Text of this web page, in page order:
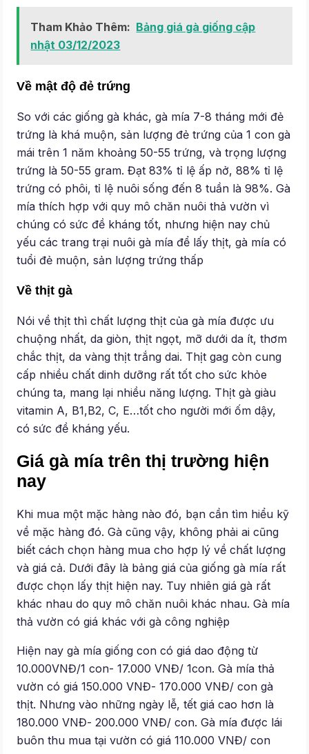
Tham Khảo Thêm: Bảng giá gà giống cập
nhật 03/12/2023
Về mật độ đẻ trứng
So với các giống gà khác, gà mía 7-8 tháng mới đẻ
trứng là khá muộn, sản lượng đẻ trứng của 1 con gà
mái trên 1 năm khoảng 50-55 trứng, và trọng lượng
trứng là 50-55 gram. Đạt 83% tỉ lệ ấp nở, 88% tỉ lệ
trứng có phôi, tỉ lệ nuôi sống đến 8 tuần là 98%. Gà
mía thích hợp với quy mô chăn nuôi thả vườn vì
chúng có sức đề kháng tốt, nhưng hiện nay chủ
yếu các trang trại nuôi gà mía để lấy thịt, gà mía có
tuổi đẻ muộn, sản lượng trứng thấp
Về thịt gà
Nói về thịt thì chất lượng thịt của gà mía được ưu
chuộng nhất, da giòn, thịt ngọt, mỡ dưới da ít, thơm
chắc thịt, da vàng thịt trắng dai. Thịt gag còn cung
cấp nhiều chất dinh dưỡng rất tốt cho sức khỏe
chúng ta, mang lại nhiều năng lượng. Thịt gà giàu
vitamin A, B1,B2, C, E…tốt cho người mới ốm dậy,
có sức đề kháng yếu.
Giá gà mía trên thị trường hiện
nay
Khi mua một mặc hàng nào đó, bạn cần tìm hiểu kỹ
về mặc hàng đó. Gà cũng vậy, không phải ai cũng
biết cách chọn hàng mua cho hợp lý về chất lượng
và giá cả. Dưới đây là bảng giá của giống gà mía rất
được chọn lấy thịt hiện nay. Tuy nhiên giá gà rất
khác nhau do quy mô chăn nuôi khác nhau. Gà mía
thả vườn có giá khác với gà công nghiệp
Hiện nay gà mía giống con có giá dao động từ
10.000VNĐ/1 con- 17.000 VNĐ/ 1con. Gà mía thả
vườn có giá 150.000 VNĐ- 170.000 VNĐ/ con gà
thịt. Nhưng vào những ngày lễ, tết giá cao hơn là
180.000 VNĐ- 200.000 VNĐ/ con. Gà mía được lái
buôn thu mua tại vườn có giá 110.000 VNĐ/ con